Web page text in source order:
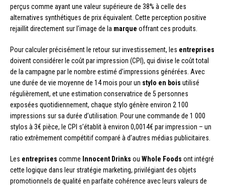
perçus comme ayant une valeur supérieure de 38% à celle des
alternatives synthétiques de prix équivalent. Cette perception positive
rejaillit directement sur l’image de la marque offrant ces produits.
Pour calculer précisément le retour sur investissement, les entreprises
doivent considérer le coût par impression (CPI), qui divise le coût total
de la campagne par le nombre estimé d’impressions générées. Avec
une durée de vie moyenne de 14 mois pour un stylo en bois utilisé
régulièrement, et une estimation conservatrice de 5 personnes
exposées quotidiennement, chaque stylo génère environ 2 100
impressions sur sa durée d’utilisation. Pour une commande de 1 000
stylos à 3€ pièce, le CPI s’établit à environ 0,0014€ par impression – un
ratio extrêmement compétitif comparé à d’autres médias publicitaires.
Les entreprises comme Innocent Drinks ou Whole Foods ont intégré
cette logique dans leur stratégie marketing, privilégiant des objets
promotionnels de qualité en parfaite cohérence avec leurs valeurs de